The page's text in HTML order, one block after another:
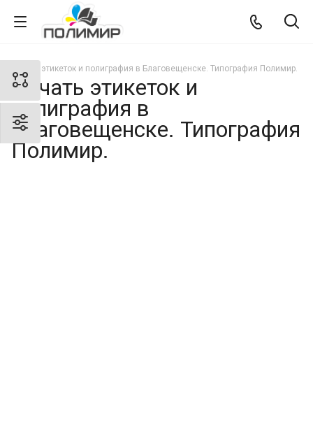
Печать этикеток и полиграфия в Благовещенске. Типография Полимир.
Печать этикеток и
полиграфия в
Благовещенске. Типография
Полимир.